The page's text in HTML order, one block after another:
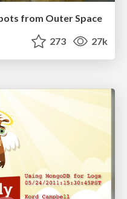
from Outer Space
273 27k